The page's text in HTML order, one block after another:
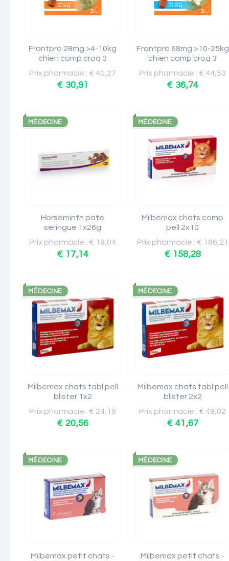
Frontpro 28mg >4-10kg
chien comp croq 3
Prix pharmacie : € 40,27
€ 30,91
Frontpro 68mg >10-25kg
chien comp croq 3
Prix pharmacie : € 44,53
€ 36,74
MÉDECINE
Horseminth pate
seringue 1x26g
Prix pharmacie : € 19,04
€ 17,14
MÉDECINE
Milbemax chats comp
pell 2x10
Prix pharmacie : € 186,21
€ 158,28
MÉDECINE
Milbemax chats tabl pell
blister 1x2
Prix pharmacie : € 24,19
€ 20,56
MÉDECINE
Milbemax chats tabl pell
blister 2x2
Prix pharmacie : € 49,02
€ 41,67
MÉDECINE
Milbemax petit chats -
MÉDECINE
Milbemax petit chats -